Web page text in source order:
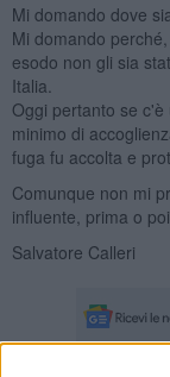
Mi domando dove
Mi domando
esodo non gli sia
Italia.
Oggi pertanto se
minimo di
fuga fu accolta e
Comunque non mi
influente, prima o
Salvatore Calleri